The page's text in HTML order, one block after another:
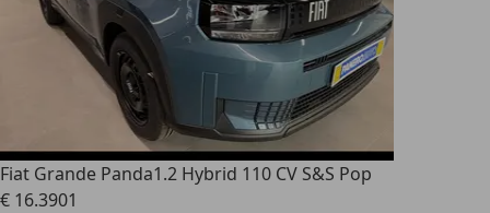
Fiat Grande Panda1.2 Hybrid 110 CV S&S Pop
€ 16.3901